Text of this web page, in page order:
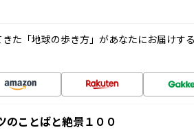
た「地球の歩き方」があなたにお届けす
のことばと絶景１００